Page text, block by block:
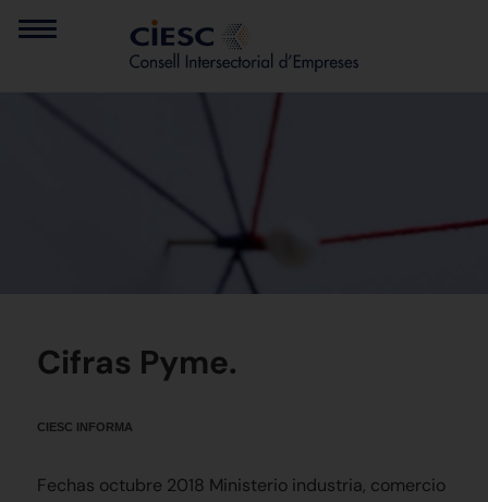
Cifras Pyme.
CIESC INFORMA
Fechas octubre 2018 Ministerio industria, comercio